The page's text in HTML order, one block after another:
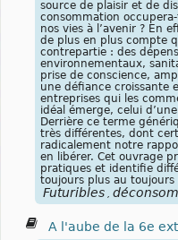
source de plaisir et de
consommation
nos vies à l’avenir ? En
de plus en plus compte
contrepartie : des
environnementaux,
prise de conscience,
une défiance croissante
entreprises qui les
idéal émerge, celui
Derrière ce terme
très différentes, dont
radicalement notre
en libérer. Cet ouvrage
pratiques et identifie
toujours plus au toujours
Futuribles
A l'aube de la 6e